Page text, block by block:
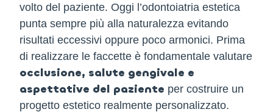
volto del paziente. Oggi l’odontoiatria estetica
punta sempre più alla naturalezza evitando
risultati eccessivi oppure poco armonici. Prima
di realizzare le faccette è fondamentale valutare
occlusione, salute gengivale e
aspettative del paziente per costruire un
progetto estetico realmente personalizzato.